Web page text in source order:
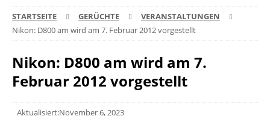
STARTSEITE GERÜCHTE
VERANSTALTUNGEN
Nikon: D800 am wird am 7. Februar 2012 vorgestellt
Nikon: D800 am wird am 7.
Februar 2012 vorgestellt
Aktualisiert:November 6, 2023